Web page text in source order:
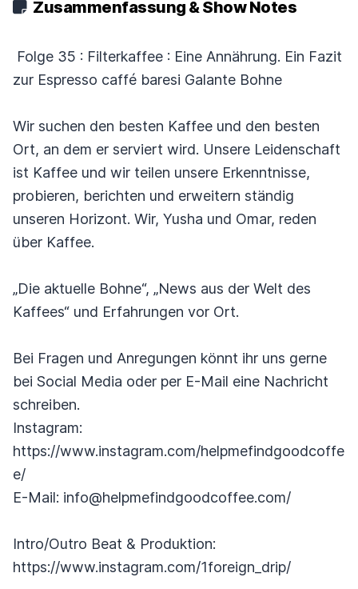
Zusammenfassung & Show Notes
Folge 35 : Filterkaffee : Eine Annährung. Ein Fazit
zur Espresso caffé baresi Galante Bohne
Wir suchen den besten Kaffee und den besten
Ort, an dem er serviert wird. Unsere Leidenschaft
ist Kaffee und wir teilen unsere Erkenntnisse,
probieren, berichten und erweitern ständig
unseren Horizont. Wir, Yusha und Omar, reden
über Kaffee.
„Die aktuelle Bohne“, „News aus der Welt des
Kaffees“ und Erfahrungen vor Ort.
Bei Fragen und Anregungen könnt ihr uns gerne
bei Social Media oder per E-Mail eine Nachricht
schreiben.
Instagram:
https://www.instagram.com/helpmefindgoodcoffe
e/
E-Mail: info@helpmefindgoodcoffee.com/
Intro/Outro Beat & Produktion:
https://www.instagram.com/1foreign_drip/